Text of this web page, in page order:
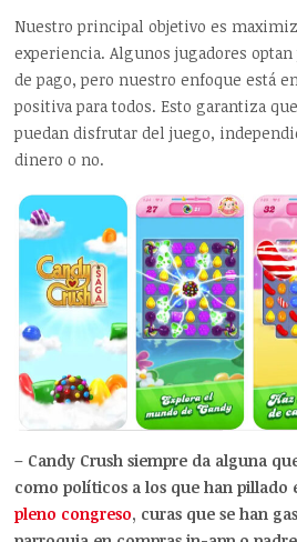
Nuestro principal objetivo es
experiencia. Algunos jugadores
de pago, pero nuestro enfoque está
positiva para todos. Esto garantiza
puedan disfrutar del juego,
dinero o no.
– Candy Crush siempre da alguna
como políticos a los que han pillado
pleno congreso, curas que se han